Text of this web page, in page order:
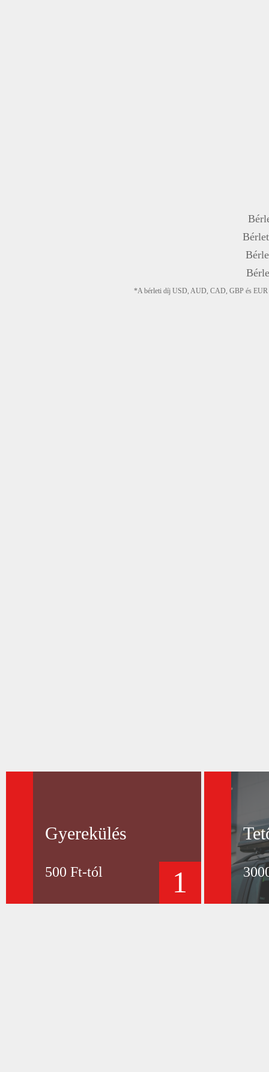
*A bérleti díj USD, AUD, CAD, GBP és EUR
Gyerekülés
500 Ft-tól 1